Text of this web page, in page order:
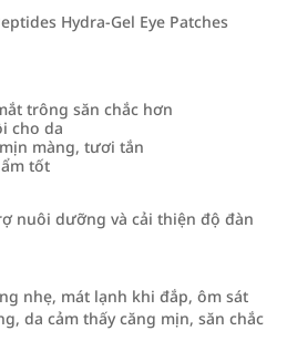
trông săn chắc hơn
cho da
màng, tươi tắn
tốt
nuôi dưỡng và cải thiện độ đàn
nhẹ, mát lạnh khi đắp, ôm sát
da cảm thấy căng mịn, săn chắc